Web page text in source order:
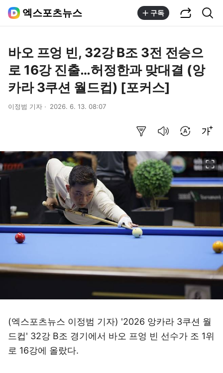
엑스포츠뉴스 구독
바오 프엉 빈, 32강 B조 3전 전승으
로 16강 진출…허정한과 맞대결 (앙
카라 3쿠션 월드컵) [포커스]
이정범 기자 2026. 6. 13. 08:07
(엑스포츠뉴스 이정범 기자) '2026 앙카라 3쿠션 월
드컵' 32강 B조 경기에서 바오 프엉 빈 선수가 조 1위
로 16강에 올랐다.